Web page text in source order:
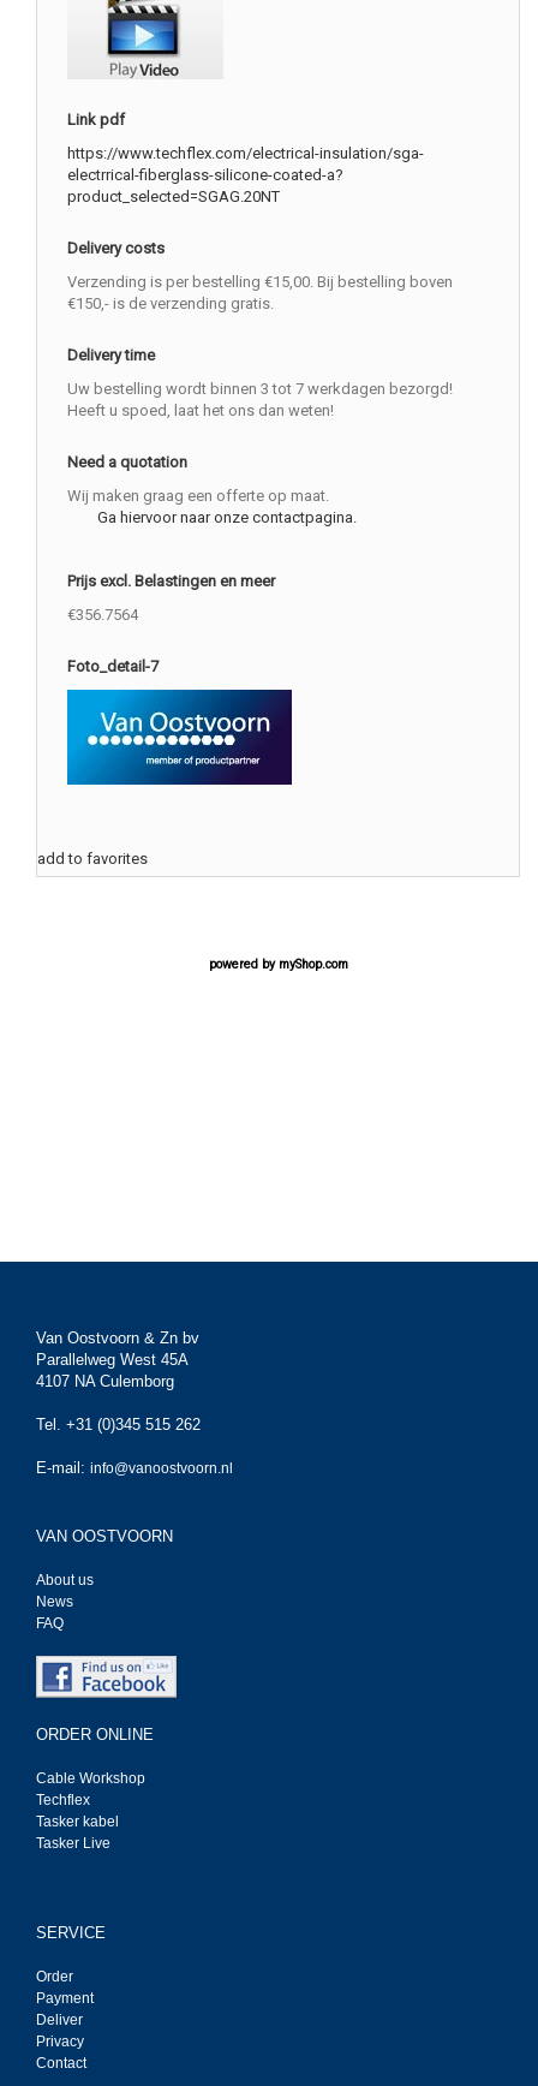
Link pdf
https://www.techflex.com/electrical-insulation/sga-
electrrical-fiberglass-silicone-coated-a?
product_selected=SGAG.20NT
Delivery costs
Verzending is per bestelling €15,00. Bij bestelling boven
€150,- is de verzending gratis.
Delivery time
Uw bestelling wordt binnen 3 tot 7 werkdagen bezorgd!
Heeft u spoed, laat het ons dan weten!
Need a quotation
Wij maken graag een offerte op maat.
Ga hiervoor naar onze contactpagina.
Prijs excl. Belastingen en meer
€356.7564
Foto_detail-7
add to favorites
powered by myShop.com
Van Oostvoorn & Zn bv
Parallelweg West 45A
4107 NA Culemborg
Tel. +31 (0)345 515 262
E-mail: info@vanoostvoorn.nl
VAN OOSTVOORN
About us
News
FAQ
ORDER ONLINE
Cable Workshop
Techflex
Tasker kabel
Tasker Live
SERVICE
Order
Payment
Deliver
Privacy
Contact